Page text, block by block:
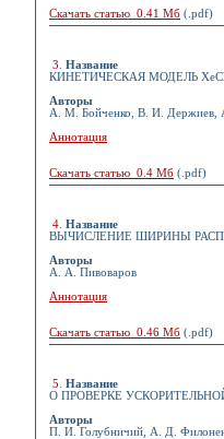
Скачать статью 0.41 Мб (.pdf)
3
Название
КИНЕТИЧЕСКАЯ МОДЕЛЬ
Авторы
А. М. Бойченко, В. И. Держиев,
Аннотация
Скачать статью 0.4 Мб (.pdf)
4 Название
ВЫЧИСЛЕНИЕ ШИРИНЫ
Авторы
А. А. Пивоваров
Аннотация
Скачать статью 0.46 Мб (.pdf)
5
Название
О ПРОВЕРКЕ
Авторы
П. И. Голубничий, А. Д.